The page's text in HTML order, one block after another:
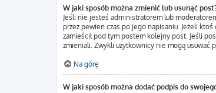
W jaki sposób można zmienić lub usunąć
Jeśli nie jesteś administratorem lub
przez pewien czas po jego napisaniu. Jeżeli
zamieścił pod tym postem kolejny post. Jeśli
zmieniali. Zwykli użytkownicy nie mogą usuwać
Na górę
W jaki sposób można dodać podpis do